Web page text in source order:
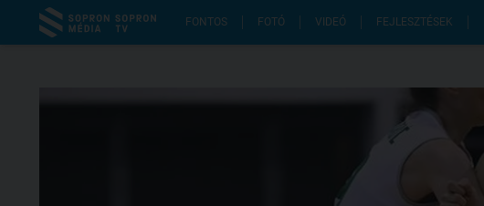
FONTOS FOTÓ VIDEÓ FEJLESZTÉSEK